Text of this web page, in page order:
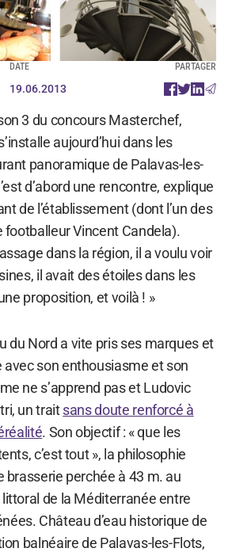
DATE
19.06.2013
PARTAGER
3 du concours Masterchef,
aujourd’hui dans les
panoramique de Palavas-les-
d’abord une rencontre, explique
de l’établissement (dont l’un des
footballeur Vincent Candela).
dans la région, il a voulu voir
il avait des étoiles dans les
proposition, et voilà ! »
du Nord a vite pris ses marques et
avec son enthousiasme et son
ne s’apprend pas et Ludovic
un traitsans doute renforcé à
. Son objectif : « que les
c’est tout », la philosophie
brasserie perchée à 43 m. au
de la Méditerranée entre
Château d’eau historique de
balnéaire de Palavas-les-Flots,